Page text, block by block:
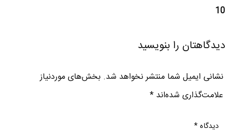
10
دیدگاهتان را بنویسید
نشانی ایمیل شما منتشر نخواهد شد. بخش‌های موردنیاز
علامت‌گذاری شده‌اند*
دیدگاه*